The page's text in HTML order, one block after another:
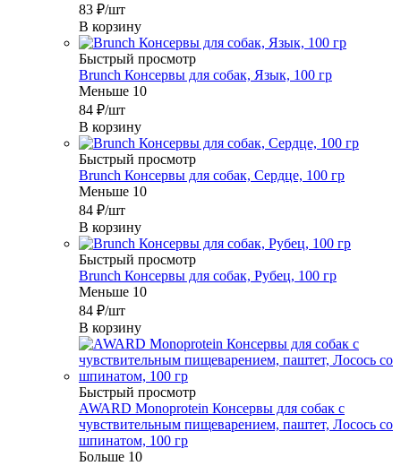
83 ₽/шт
В корзину
Быстрый просмотр
Brunch Консервы для собак, Язык, 100 гр
Меньше 10
84 ₽/шт
В корзину
Быстрый просмотр
Brunch Консервы для собак, Сердце, 100 гр
Меньше 10
84 ₽/шт
В корзину
Быстрый просмотр
Brunch Консервы для собак, Рубец, 100 гр
Меньше 10
84 ₽/шт
В корзину
Быстрый просмотр
AWARD Monoprotein Консервы для собак с
чувствительным пищеварением, паштет, Лосось со
шпинатом, 100 гр
Больше 10